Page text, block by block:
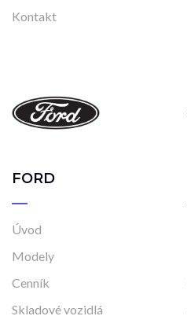
Kontakt
FORD
Úvod
Modely
Cenník
Skladové vozidlá